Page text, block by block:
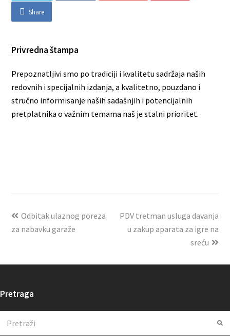
Share
Privredna štampa
Prepoznatljivi smo po tradiciji i kvalitetu sadržaja naših
redovnih i specijalnih izdanja, a kvalitetno, pouzdano i
stručno informisanje naših sadašnjih i potencijalnih
pretplatnika o važnim temama naš je stalni prioritet.
Odbitak ulaznog poreza
za nabavku garaže
PDV tretman usluga davanja
u zakup aparata za igre na
sreću
Pretraga